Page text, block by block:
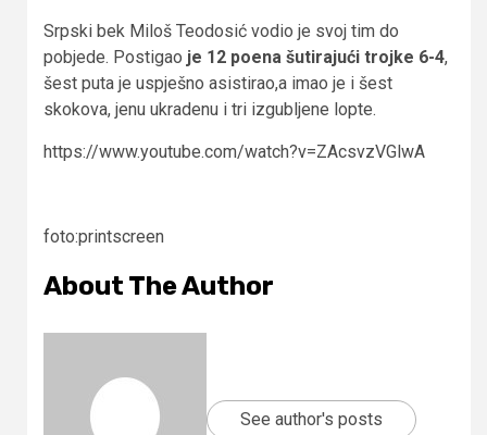
Srpski bek Miloš Teodosić vodio je svoj tim do
pobjede. Postigao je 12 poena šutirajući trojke 6-4,
šest puta je uspješno asistirao,a imao je i šest
skokova, jenu ukradenu i tri izgubljene lopte.
https://www.youtube.com/watch?v=ZAcsvzVGlwA
foto:printscreen
About The Author
See author's posts